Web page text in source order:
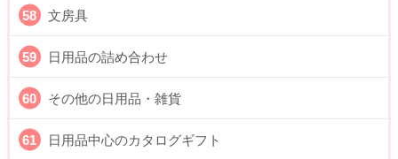
文房具
日用品の詰め合わせ
その他の日用品・雑貨
日用品中心のカタログギフト